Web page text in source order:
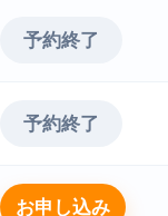
予約終了
予約終了
お申し込み